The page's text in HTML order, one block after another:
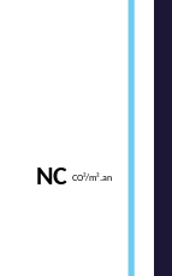
NC CO²/m².an